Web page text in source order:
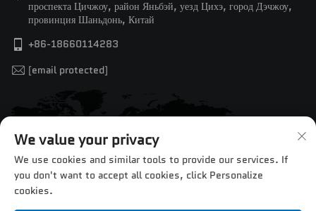
проспекта Цичжоу, район Яньбэй, уезд Цихэ, город Дэчжоу,
провинция Шаньдонь, Китай
+86-18660114283
[email protected]
We value your privacy
We use cookies and similar tools to provide our services. If
you don't want to accept all cookies, click Personalize
cookies.